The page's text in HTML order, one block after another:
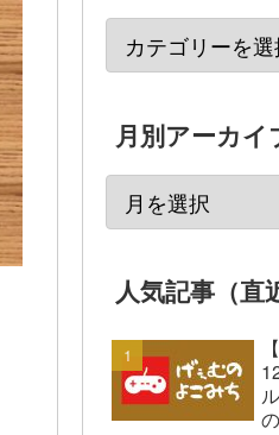
月別アーカイ
人気記事（直